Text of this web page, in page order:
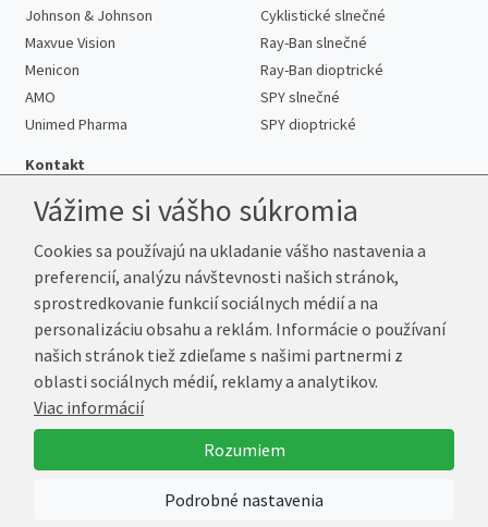
Johnson & Johnson
Maxvue Vision
Menicon
AMO
Unimed Pharma
Cyklistické slnečné
Ray-Ban slnečné
Ray-Ban dioptrické
SPY slnečné
SPY dioptrické
Kontakt
Telefón:+421 222 205 863
E-mail:info@kup-sosovky.sk
Reklamačná adresa
Andrea Votavová
Revoluční 1017
290 01 Poděbrady
Česká republika
VytvorilMarek Kebza
Vážime si vášho súkromia
Cookies sa používajú na ukladanie vášho nastavenia a
preferencií, analýzu návštevnosti našich stránok,
sprostredkovanie funkcií sociálnych médií a na
personalizáciu obsahu a reklám. Informácie o používaní
našich stránok tiež zdieľame s našimi partnermi z
oblasti sociálnych médií, reklamy a analytikov.
Viac informácií
Rozumiem
Podrobné nastavenia